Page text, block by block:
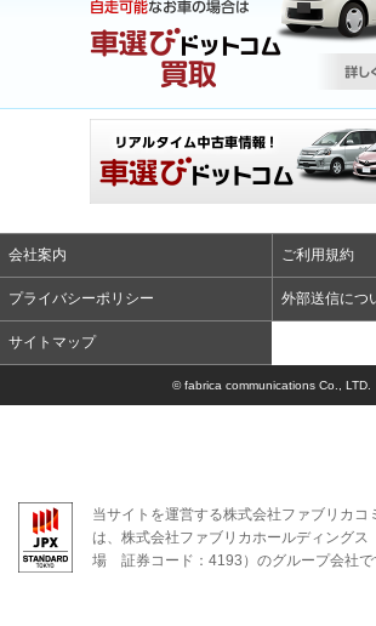
会社案内 ご利用規約
プライバシーポリシー 外部送信につ
サイトマップ
© fabrica communications Co., LTD.
当サイトを運営する株式会社ファブリカコ
は、株式会社ファブリカホールディングス
場 証券コード：4193）のグループ会社で